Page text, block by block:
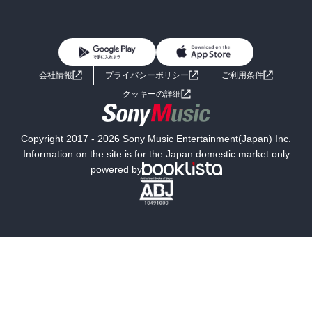
ライトノベル 男子向けラノベ
小説
海外小説
ミステリー SF
文学
よくあるご質問 お問い合わせ
会社情報 プライバシーポリシー
ご利用条件
クッキーの詳細
Copyright 2017 - 2026 Sony Music Entertainment(Japan) Inc.
Information on the site is for the Japan domestic market only
powered by